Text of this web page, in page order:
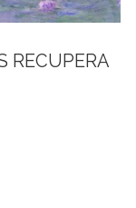
RECUPERA